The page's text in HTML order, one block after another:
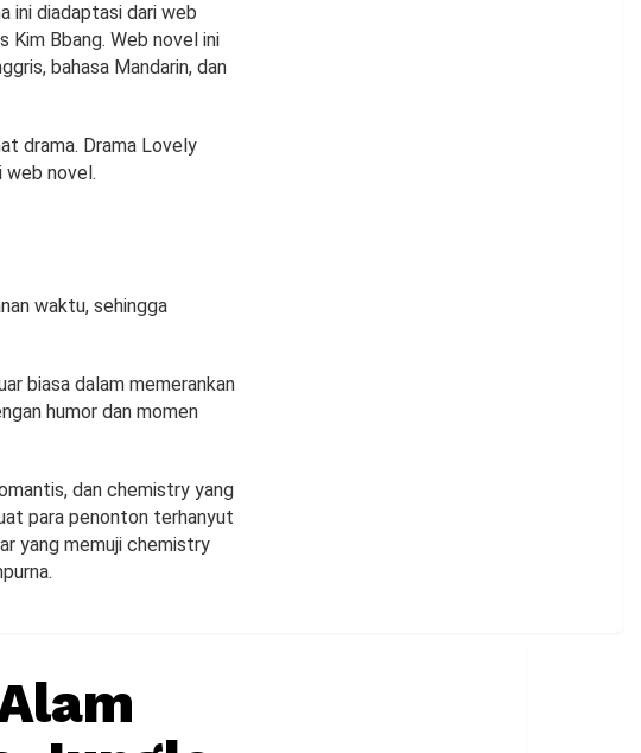
ini diadaptasi dari web
Kim Bbang. Web novel ini
bahasa Mandarin, dan
drama. Drama Lovely
web novel.
waktu, sehingga
biasa dalam memerankan
humor dan momen
dan chemistry yang
para penonton terhanyut
yang memuji chemistry